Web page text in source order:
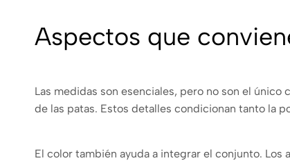
Aspectos que
Las medidas son esenciales, pero no son el
de las patas. Estos detalles condicionan tanto la
El color también ayuda a integrar el conjunto.